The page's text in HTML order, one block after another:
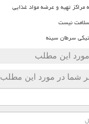
مراکز تهیه و عرضه مواد غذایی
سلامت نیست
سرطان سینه
مورد این مطلب
شما در مورد این مطلب